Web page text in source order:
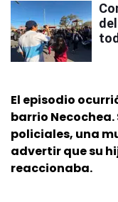
El episodio
barrio
policiales, una
advertir que su
reaccionaba.